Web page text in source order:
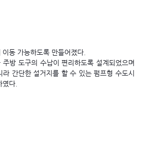
동 가능하도록 만들어졌다.
주방 도구의 수납이 편리하도록 설계되었으며
간단한 설거지를 할 수 있는 펌프형 수도시
다.